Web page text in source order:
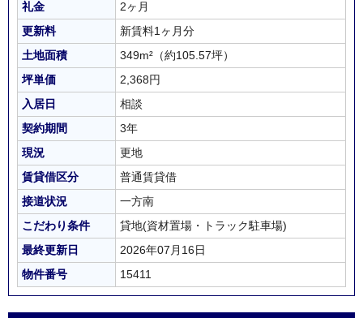
礼金
2ヶ月
更新料
新賃料1ヶ月分
土地面積
349m² （約105.57坪）
坪単価
2,368円
入居日
相談
契約期間
3年
現況
更地
賃貸借区分
普通賃貸借
接道状況
一方南
こだわり条件
貸地(資材置場・トラック駐車場)
最終更新日
2026年07月16日
物件番号
15411